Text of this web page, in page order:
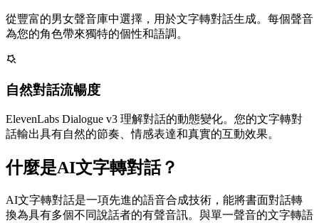
從豐富的男女聲音庫中選擇，用於文字轉對話生成。每個聲音
為您的角色帶來獨特的個性和語調。
自然對話流暢度
ElevenLabs Dialogue v3 理解對話的動態變化。您的文字轉對
話輸出具有自然的節奏、情感表達和真實的互動效果。
什麼是AI文字轉對話？
AI文字轉對話是一項先進的語音合成技術，能將書面對話轉
換為具有多個不同說話者的有聲音訊。與單一聲音的文字轉語